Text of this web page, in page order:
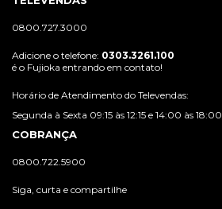
0800.727.3000
Adicione o telefone: 0303.3261.100
é o Fujioka entrando em contato!
Horário de Atendimento do Televendas:
Segunda à Sexta 09:15 às 12:15 e 14:00 às 18:00
COBRANÇA
0800.722.5900
Siga, curta e compartilhe